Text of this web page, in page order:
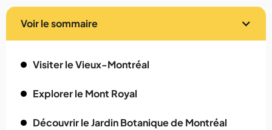
Voir le sommaire
Visiter le Vieux-Montréal
Explorer le Mont Royal
Découvrir le Jardin Botanique de Montréal